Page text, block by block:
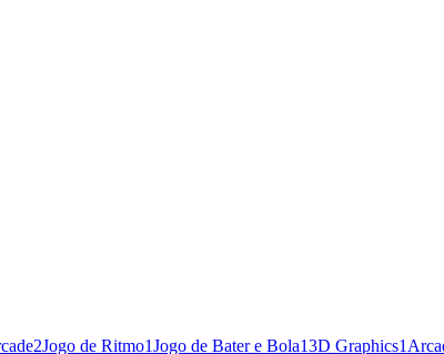
2Jogo de Ritmo1Jogo de Bater e Bola13D Graphics1